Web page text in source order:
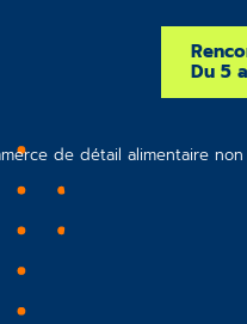
Du 5
de détail alimentaire non